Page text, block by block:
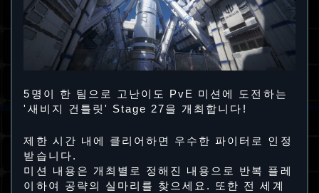
5명이 한 팀으로 고난이도 PvE 미션에 도전하는
'새비지 건틀릿' Stage 27을 개최합니다!
제한 시간 내에 클리어하면 우수한 파이터로 인정
받습니다.
미션 내용은 개최별로 정해진 내용으로 반복 플레
이하여 공략의 실마리를 찾으세요. 또한 전 세계